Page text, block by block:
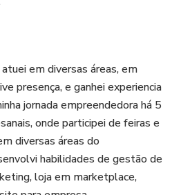
em diversas áreas, em
presença, e ganhei experiencia
jornada empreendedora há 5
onde participei de feiras e
diversas áreas do
habilidades de gestão de
loja em marketplace,